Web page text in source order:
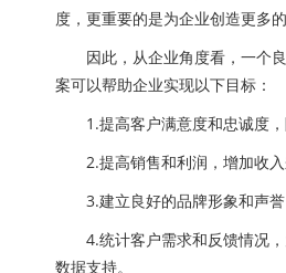
度，更重要的是为企业创造更多的
因此，从企业角度看，一个良
案可以帮助企业实现以下目标：
1.提高客户满意度和忠诚度，
2.提高销售和利润，增加收入
3.建立良好的品牌形象和声誉
4.统计客户需求和反馈情况，
数据支持。